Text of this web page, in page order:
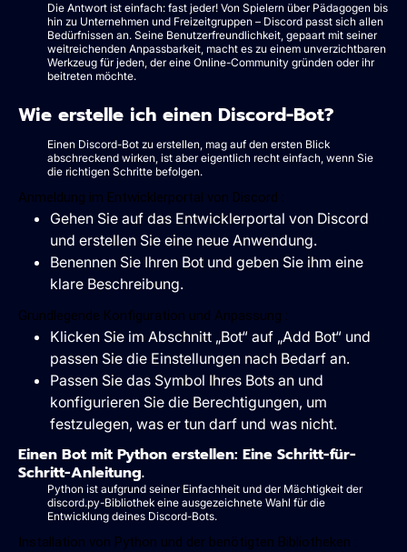
Die Antwort ist einfach: fast jeder! Von Spielern über Pädagogen bis
hin zu Unternehmen und Freizeitgruppen – Discord passt sich allen
Bedürfnissen an. Seine Benutzerfreundlichkeit, gepaart mit seiner
weitreichenden Anpassbarkeit, macht es zu einem unverzichtbaren
Werkzeug für jeden, der eine Online-Community gründen oder ihr
beitreten möchte.
Wie erstelle ich einen Discord-Bot?
Einen Discord-Bot zu erstellen, mag auf den ersten Blick
abschreckend wirken, ist aber eigentlich recht einfach, wenn Sie
die richtigen Schritte befolgen.
Anmeldung im Entwicklerportal von Discord :
Gehen Sie auf das Entwicklerportal von Discord
und erstellen Sie eine neue Anwendung.
Benennen Sie Ihren Bot und geben Sie ihm eine
klare Beschreibung.
Grundlegende Konfiguration und Anpassung :
Klicken Sie im Abschnitt „Bot“ auf „Add Bot“ und
passen Sie die Einstellungen nach Bedarf an.
Passen Sie das Symbol Ihres Bots an und
konfigurieren Sie die Berechtigungen, um
festzulegen, was er tun darf und was nicht.
Einen Bot mit Python erstellen: Eine Schritt-für-
Schritt-Anleitung.
Python ist aufgrund seiner Einfachheit und der Mächtigkeit der
discord.py-Bibliothek eine ausgezeichnete Wahl für die
Entwicklung deines Discord-Bots.
Installation von Python und der benötigten Bibliotheken :